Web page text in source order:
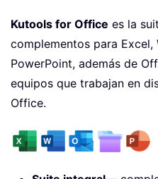
Kutools for Office es la
complementos para Excel,
PowerPoint, además de
equipos que trabajan en
Office.